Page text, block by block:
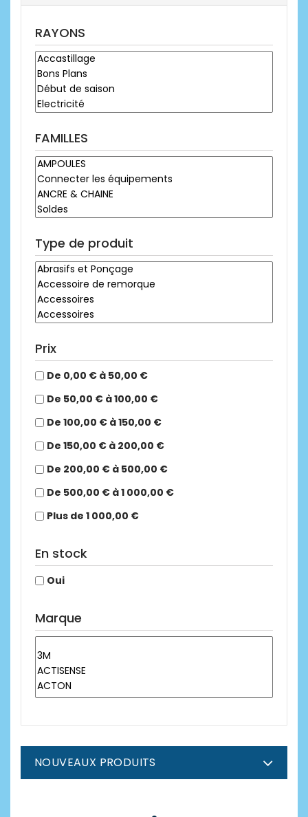
RAYONS
FAMILLES
Type de produit
Prix
De 0,00 € à 50,00 €
De 50,00 € à 100,00 €
De 100,00 € à 150,00 €
De 150,00 € à 200,00 €
De 200,00 € à 500,00 €
De 500,00 € à 1 000,00 €
Plus de 1 000,00 €
En stock
Oui
Marque
NOUVEAUX PRODUITS